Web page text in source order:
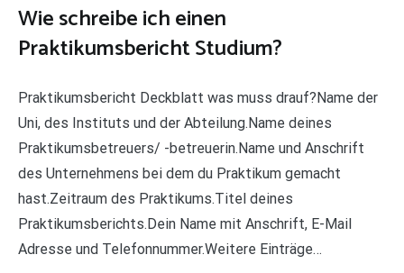
Wie schreibe ich einen
Praktikumsbericht Studium?
Praktikumsbericht Deckblatt was muss drauf?Name der
Uni, des Instituts und der Abteilung.Name deines
Praktikumsbetreuers/ -betreuerin.Name und Anschrift
des Unternehmens bei dem du Praktikum gemacht
hast.Zeitraum des Praktikums.Titel deines
Praktikumsberichts.Dein Name mit Anschrift, E-Mail
Adresse und Telefonnummer.Weitere Einträge…